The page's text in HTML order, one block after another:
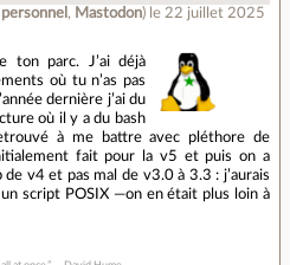
, Mastodon) le 22 juillet 2025
ton parc. J’ai déjà
où tu n’as pas
dernière j’ai du
où il y a du bash
à me battre avec pléthore de
fait pour la v5 et puis on a
de v4 et pas mal de v3.0 à 3.3 : j’aurais
script POSIX —on en était plus loin à